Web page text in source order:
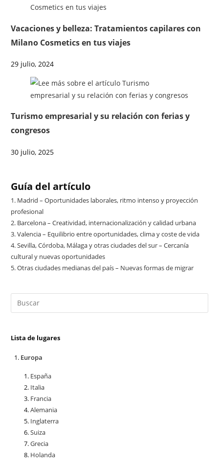
Vacaciones y belleza: Tratamientos capilares con
Milano Cosmetics en tus viajes
29 julio, 2024
Turismo empresarial y su relación con ferias y
congresos
30 julio, 2025
Guía del artículo
1. Madrid – Oportunidades laborales, ritmo intenso y proyección
profesional
2. Barcelona – Creatividad, internacionalización y calidad urbana
3.Valencia – Equilibrio entre oportunidades, clima y coste de vida
4.Sevilla, Córdoba, Málaga y otras ciudades del sur – Cercanía
cultural y nuevas oportunidades
5.Otras ciudades medianas del país – Nuevas formas de migrar
Lista de lugares
Europa
España
Italia
Francia
Alemania
Inglaterra
Suiza
Grecia
Holanda